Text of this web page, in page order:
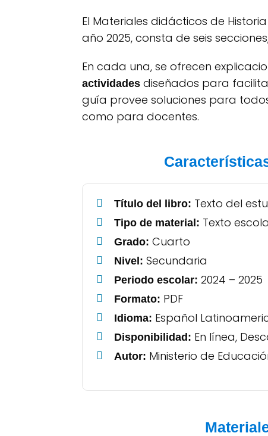
El Materiales didácticos de
año 2025, consta de seis
En cada una, se ofrecen
actividades diseñados para
guía provee soluciones para
como para docentes.
Título del libro: Texto del
Tipo de material: Texto
Grado: Cuarto
Nivel: Secundaria
Periodo escolar: 2024 – 2025
Formato: PDF
Idioma: Español
Disponibilidad: En línea,
Autor: Ministerio de